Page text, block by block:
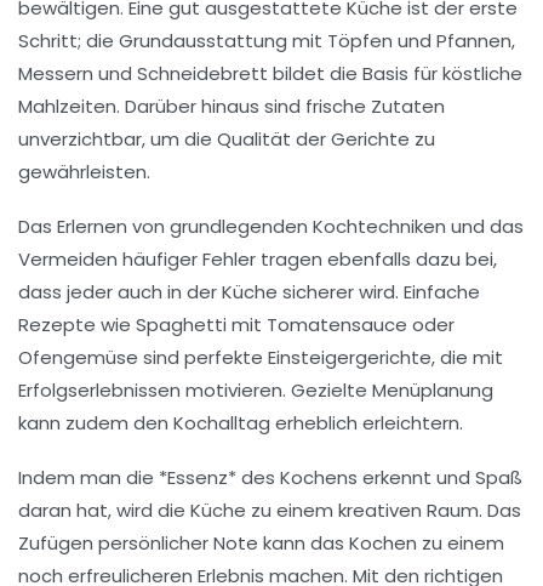
bewältigen. Eine gut ausgestattete Küche ist der erste
Schritt; die Grundausstattung mit Töpfen und Pfannen,
Messern und Schneidebrett bildet die Basis für köstliche
Mahlzeiten. Darüber hinaus sind frische Zutaten
unverzichtbar, um die Qualität der Gerichte zu
gewährleisten.
Das Erlernen von grundlegenden Kochtechniken und das
Vermeiden häufiger Fehler tragen ebenfalls dazu bei,
dass jeder auch in der Küche sicherer wird. Einfache
Rezepte wie Spaghetti mit Tomatensauce oder
Ofengemüse sind perfekte Einsteigergerichte, die mit
Erfolgserlebnissen motivieren. Gezielte Menüplanung
kann zudem den Kochalltag erheblich erleichtern.
Indem man die *Essenz* des Kochens erkennt und Spaß
daran hat, wird die Küche zu einem kreativen Raum. Das
Zufügen persönlicher Note kann das Kochen zu einem
noch erfreulicheren Erlebnis machen. Mit den richtigen